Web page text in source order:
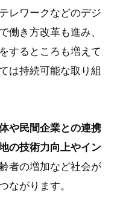
レワークなどのデジ
働き方改革も進み、
するところも増えて
は持続可能な取り組
や民間企業との連携
の技術力向上やイン
者の増加など社会が
ながります。